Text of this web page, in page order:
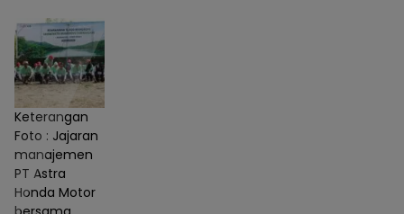
Keterangan
Foto : Jajaran
manajemen
PT Astra
Honda Motor